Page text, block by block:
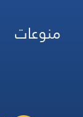
منوعات